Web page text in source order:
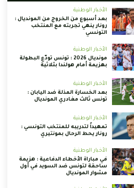
الأخبار الوطنية
بعد أسبوع من الخروج من المونديال :
رونار ينهي تجربته مع المنتخب
التونسي
الأخبار الوطنية
مونديال 2026 : تونس تودّع البطولة
بهزيمة أمام هولندا بثلاثية
الأخبار الوطنية
بعد الخسارة المذلة ضد اليابان :
تونس ثالث مغادري المونديال
الأخبار الوطنية
تمهيداً لتدريبه للمنتخب التونسي :
رونار يحط الرحال بمونتيري
الأخبار الوطنية
في مباراة الأخطاء الدفاعية : هزيمة
ساحقة لتونس ضد السويد في أول
مشوار المونديال